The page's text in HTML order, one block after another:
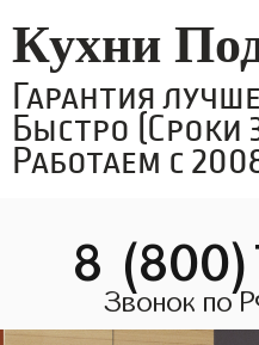
Кухни
Гарантия
Быстро (Сроки
Работаем с
8
Звонок по